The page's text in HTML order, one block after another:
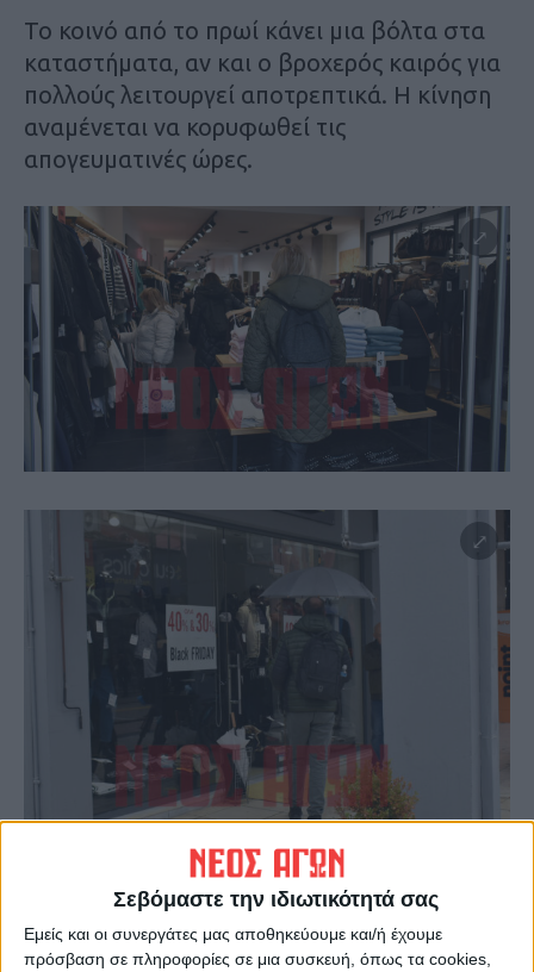
Σεβόμαστε την ιδιωτικότητά σας
Εμείς και οι συνεργάτες μας αποθηκεύουμε και/ή έχουμε
πρόσβαση σε πληροφορίες σε μια συσκευή, όπως τα cookies,
Το κοινό από το πρωί κάνει μια βόλτα στα
καταστήματα, αν και ο βροχερός καιρός για
πολλούς λειτουργεί αποτρεπτικά. Η κίνηση
αναμένεται να κορυφωθεί τις
απογευματινές ώρες.